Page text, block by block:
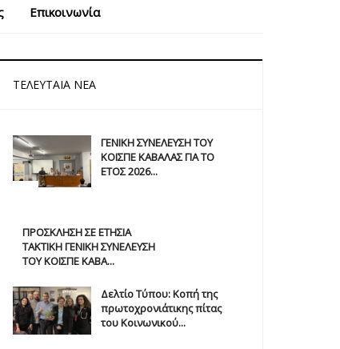
Επικοινωνία
ΤΕΛΕΥΤΑΊΑ ΝΈΑ
ΓΕΝΙΚΗ ΣΥΝΕΛΕΥΣΗ ΤΟΥ
ΚΟΙΣΠΕ ΚΑΒΑΛΑΣ ΓΙΑ ΤΟ
ΕΤΟΣ 2026...
ΠΡΟΣΚΛΗΣΗ ΣΕ ΕΤΗΣΙΑ
TAKTIKH ΓΕΝΙΚΗ ΣΥΝΕΛΕΥΣΗ
ΤΟΥ ΚΟΙΣΠΕ ΚΑΒΑ...
Δελτίο Τύπου: Κοπή της
πρωτοχρονιάτικης πίτας
του Κοινωνικού...